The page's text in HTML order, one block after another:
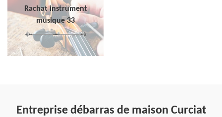
Rachat instrument
musique 33
Entreprise débarras de maison Curciat